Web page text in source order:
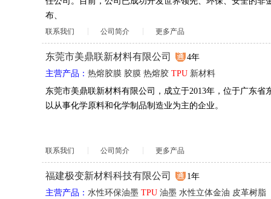
布、
联系我们 公司简介 更多产品
东莞市美鼎联新材料有限公司
4年
主营产品： 热熔胶膜 胶膜 热熔胶 TPU 新材料
东莞市美鼎联新材料有限公司，成立于2013年，位于广东省
以从事化学原料和化学制品制造业为主的企业。
联系我们 公司简介 更多产品
福建极变新材料科技有限公司
1年
主营产品： 水性环保油墨 TPU 油墨 水性立体金油 皮革树脂